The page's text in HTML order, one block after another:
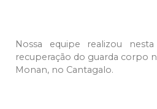
Nossa equipe realizou
recuperação do guarda corpo
Monan, no Cantagalo.